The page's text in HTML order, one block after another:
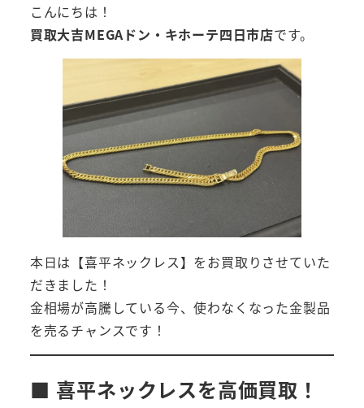
こんにちは！
買取大吉MEGAドン・キホーテ四日市店です。
本日は【喜平ネックレス】をお買取りさせていた
だきました！
金相場が高騰している今、使わなくなった金製品
を売るチャンスです！
■ 喜平ネックレスを高価買取！